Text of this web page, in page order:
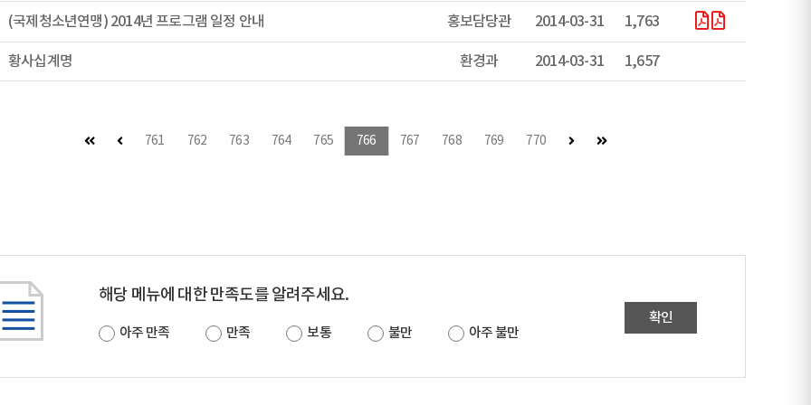
(국제청소년연맹) 2014년 프로그램 일정 안내 홍보담당관 2014-03-31 1,763
황사십계명 환경과 2014-03-31 1,657
첫 페이지이전 페이지
761 762 763 764 765 766 767 768 769 770 다음 페이지마지막 페이지
해당 메뉴에 대한 만족도를 알려주세요.
아주 만족 만족 보통 불만 아주 불만
확인